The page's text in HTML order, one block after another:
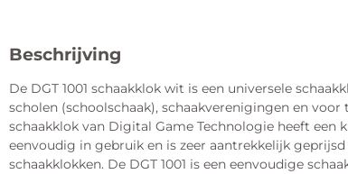
Beschrijving
De DGT 1001 schaakklok wit is een universele
scholen (schoolschaak), schaakverenigingen en voor
schaakklok van Digital Game Technologie heeft een
eenvoudig in gebruik en is zeer aantrekkelijk
schaakklokken. De DGT 1001 is een eenvoudige